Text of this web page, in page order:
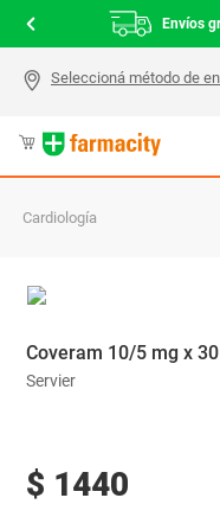
Envíos
Cardiología
Coveram 10/5 mg x
Servier
$ 1440